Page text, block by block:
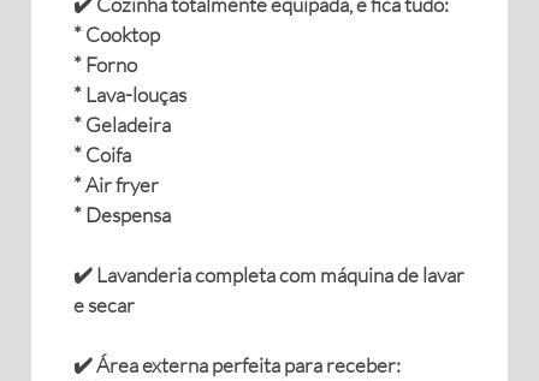
* Cooktop
* Forno
* Lava-louças
* Geladeira
* Coifa
* Air fryer
* Despensa
✔️ Lavanderia completa com máquina de lavar
e secar
✔️ Área externa perfeita para receber: